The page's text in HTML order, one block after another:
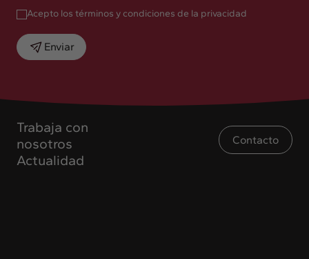
Trabaja con
nosotros
Actualidad
Contacto
Acepto los términos y condiciones de la privacidad
Enviar